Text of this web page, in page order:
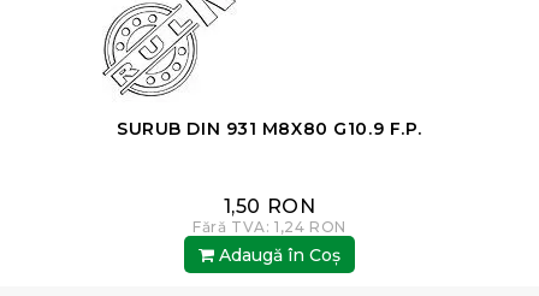
SURUB DIN 931 M8X80 G10.9 F.P.
1,50 RON
Fără TVA: 1,24 RON
Adaugă în Coş